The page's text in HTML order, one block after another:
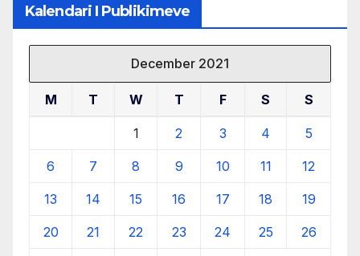
Kalendari I Publikimeve
December 2021
M T W T F S S
1 2 3 4 5
6 7 8 9 10 11 12
13 14 15 16 17 18 19
20 21 22 23 24 25 26